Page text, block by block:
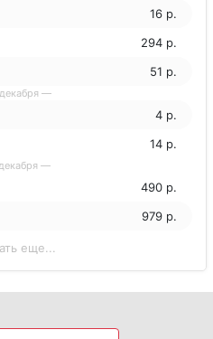
16 р.
294 р.
51 р.
—
4 р.
14 р.
—
490 р.
979 р.
еще...